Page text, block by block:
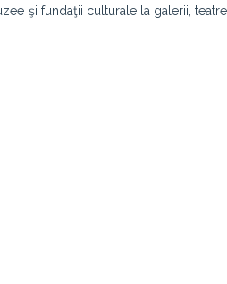
şi fundaţii culturale la galerii, teatre